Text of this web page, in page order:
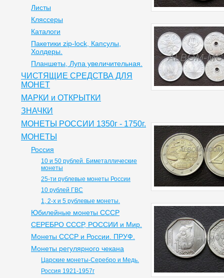
Листы
Кляссеры
Каталоги
Пакетики zip-lock, Капсулы,
Холдеры.
Планшеты, Лупа увеличительная.
ЧИСТЯЩИЕ СРЕДСТВА ДЛЯ
МОНЕТ
МАРКИ и ОТКРЫТКИ
ЗНАЧКИ
МОНЕТЫ РОССИИ 1350г - 1750г.
МОНЕТЫ
Россия
10 и 50 рублей. Биметаллические
монеты
25-ти рублевые монеты России
10 рублей ГВС
1, 2-х и 5 рублевые монеты.
Юбилейные монеты СССР
СЕРЕБРО СССР, РОССИИ и Мир.
Монеты СССР и России. ПРУФ.
Монеты регулярного чекана
Царские монеты-Серебро и Медь.
Россия 1921-1957г